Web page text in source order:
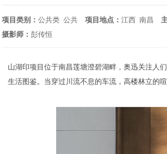
项目类别： 公共类 公共 项目地点： 江西 南昌
摄影师： 彭传恒
山湖印项目位于南昌莲塘澄碧湖畔，奥迅关注人
生活图鉴。当穿过川流不息的车流，高楼林立